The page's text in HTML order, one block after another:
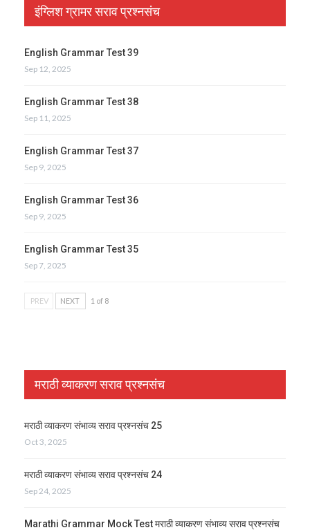
इंग्लिश ग्रामर सराव प्रश्नसंच
English Grammar Test 39
Sep 12, 2025
English Grammar Test 38
Sep 11, 2025
English Grammar Test 37
Sep 9, 2025
English Grammar Test 36
Sep 9, 2025
English Grammar Test 35
Sep 7, 2025
PREV NEXT 1 of 8
मराठी व्याकरण सराव प्रश्नसंच
मराठी व्याकरण संभाव्य सराव प्रश्नसंच 25
Oct 3, 2025
मराठी व्याकरण संभाव्य सराव प्रश्नसंच 24
Sep 24, 2025
Marathi Grammar Mock Test मराठी व्याकरण संभाव्य सराव प्रश्नसंच